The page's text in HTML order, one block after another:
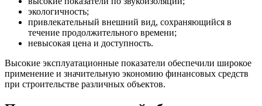
экологичность;
привлекательный внешний вид, сохраняющийся в
течение продолжительного времени;
невысокая цена и доступность.
Высокие эксплуатационные показатели обеспечили широкое
применение и значительную экономию финансовых средств
при строительстве различных объектов.